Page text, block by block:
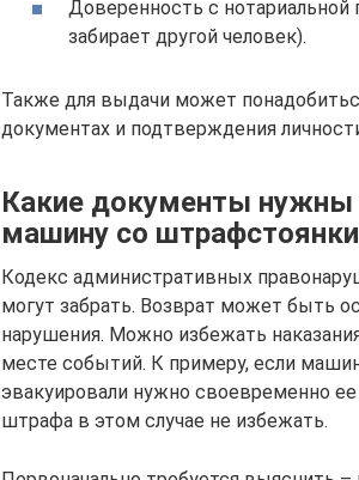
Доверенность с
забирает другой человек).
Также для выдачи может
документах и подтверждения
Какие документы нужны
машину со штрафстоянки
Кодекс административных
могут забрать. Возврат может быть
нарушения. Можно избежать
месте событий. К примеру, если
эвакуировали нужно своевременно
штрафа в этом случае не избежать.